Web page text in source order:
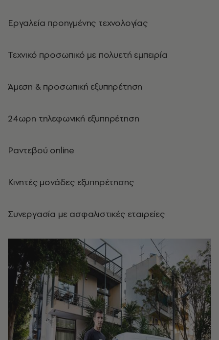
Εργαλεία προηγμένης τεχνολογίας
Τεχνικό προσωπικό με πολυετή εμπειρία
Άμεση & προσωπική εξυπηρέτηση
24ωρη τηλεφωνική εξυπηρέτηση
Ραντεβού online
Κινητές μονάδες εξυπηρέτησης
Συνεργασία με ασφαλιστικές εταιρείες